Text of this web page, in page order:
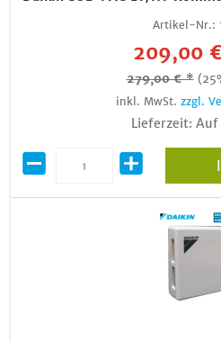
Artikel-Nr.:
209,00
279,00 € *
inkl. MwSt. zzgl.
Lieferzeit: